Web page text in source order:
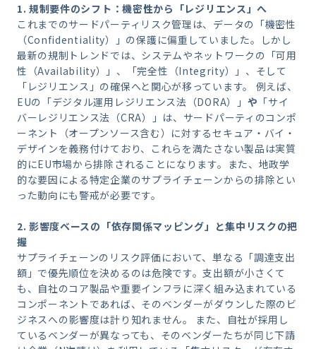
1. 規制要件のシフト：機密性から「レジリエンス」へ
これまでのサードパーティリスク管理は、データの「機密性
（Confidentiality）」の保護に偏重していました。しかし
最新の規制トレンドでは、システムやネットワークの「可用
性（Availability）」、「完全性（Integrity）」、そして
「レジリエンス」の確保へと関心が移っています。 例えば、
EUの「デジタル運用レジリエンス法（DORA）」 や 「サイ
バーレジリエンス法（CRA）」は、サードパーティのコンポ
ーネント（オープンソース含む）に対するセキュア・バイ・
デザインを義務付けており、これらを満たさない製品は実質
的にEU市場から排除されることになります。また、地政学
的な要因による特定企業のサプライチェーンからの排除とい
った動向にも警戒が必要です。
2. 影響度ベースの「依存関係マッピング」と集中リスクの把
握
サプライチェーンのリスク評価において、単なる「調達支出
額」で優先順位を決めるのは危険です。支出額が小さくて
も、自社のコア製品や重要インフラに深く組み込まれている
コンポーネントであれば、そのベンダーがダウンした際のビ
ジネスへの影響度は計り知れません。 また、自社が採用し
ているベンダーが異なっても、そのベンダーたちが同じ下請